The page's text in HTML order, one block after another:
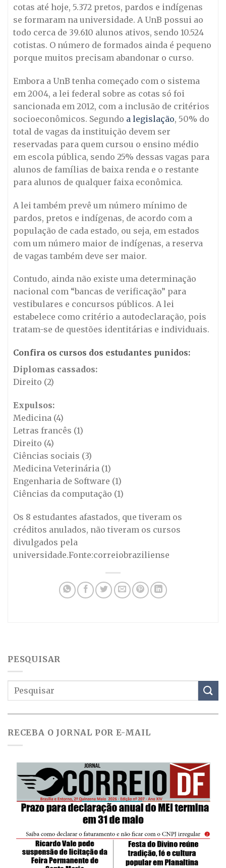
cotas até hoje, 5.372 pretos, pardos e indígenas
se formaram na universidade. A UnB possui ao
todo cerca de 39.610 alunos ativos, sendo 10.524
cotistas. O número de formados ainda é pequeno
porque muitos precisam abandonar o curso.
Embora a UnB tenha começado com o sistema
em 2004, a lei federal sobre as cotas só foi
sancionada em 2012, com a inclusão de critérios
socioeconômicos. Segundo a legislação, 50% do
total de vagas da instituição devem ser
reservadas para quem cursou o ensino médio
em escola pública, sendo 25% dessas vagas para
alunos de famílias de baixa renda e o restante
para alunos de qualquer faixa econômica.
A lei também prevê um número mínimo de
pardos, pretos e indígenas, de acordo com a
população de cada estado, ou seja, em estados
com um número maior de indígenas, a reserva
de vagas também deve ser maior.
Contudo, ainda não existe uma determinação
nacional com “bancas de verificação” para
vestibulares e concursos públicos. A lei
estabelece como critério a autodeclaração, pois
tratam-se de questões identitárias e individuais.
Confira os cursos dos estudantes punidos:
Diplomas cassados:
Direito (2)
Expulsos:
Medicina (4)
Letras francês (1)
Direito (4)
Ciências sociais (3)
Medicina Veterinária (1)
Engenharia de Software (1)
Ciências da computação (1)
Os 8 estudantes afastados, que tiveram os
créditos anulados, não tiveram os cursos
divulgados pela
universidade.Fonte:correiobraziliense
PESQUISAR
RECEBA O JORNAL POR E-MAIL